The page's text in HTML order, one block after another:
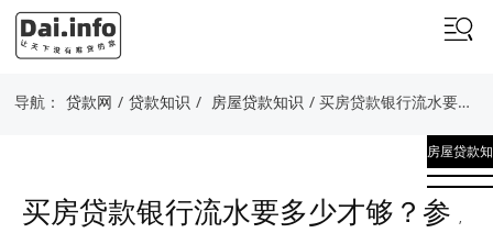
导航： 贷款网 / 贷款知识 / 房屋贷款知识 / 买房贷款银行流水要多少才够？参考这些解决办法！
房屋贷款知
识
,
买房贷款银行流水要多少才够？参